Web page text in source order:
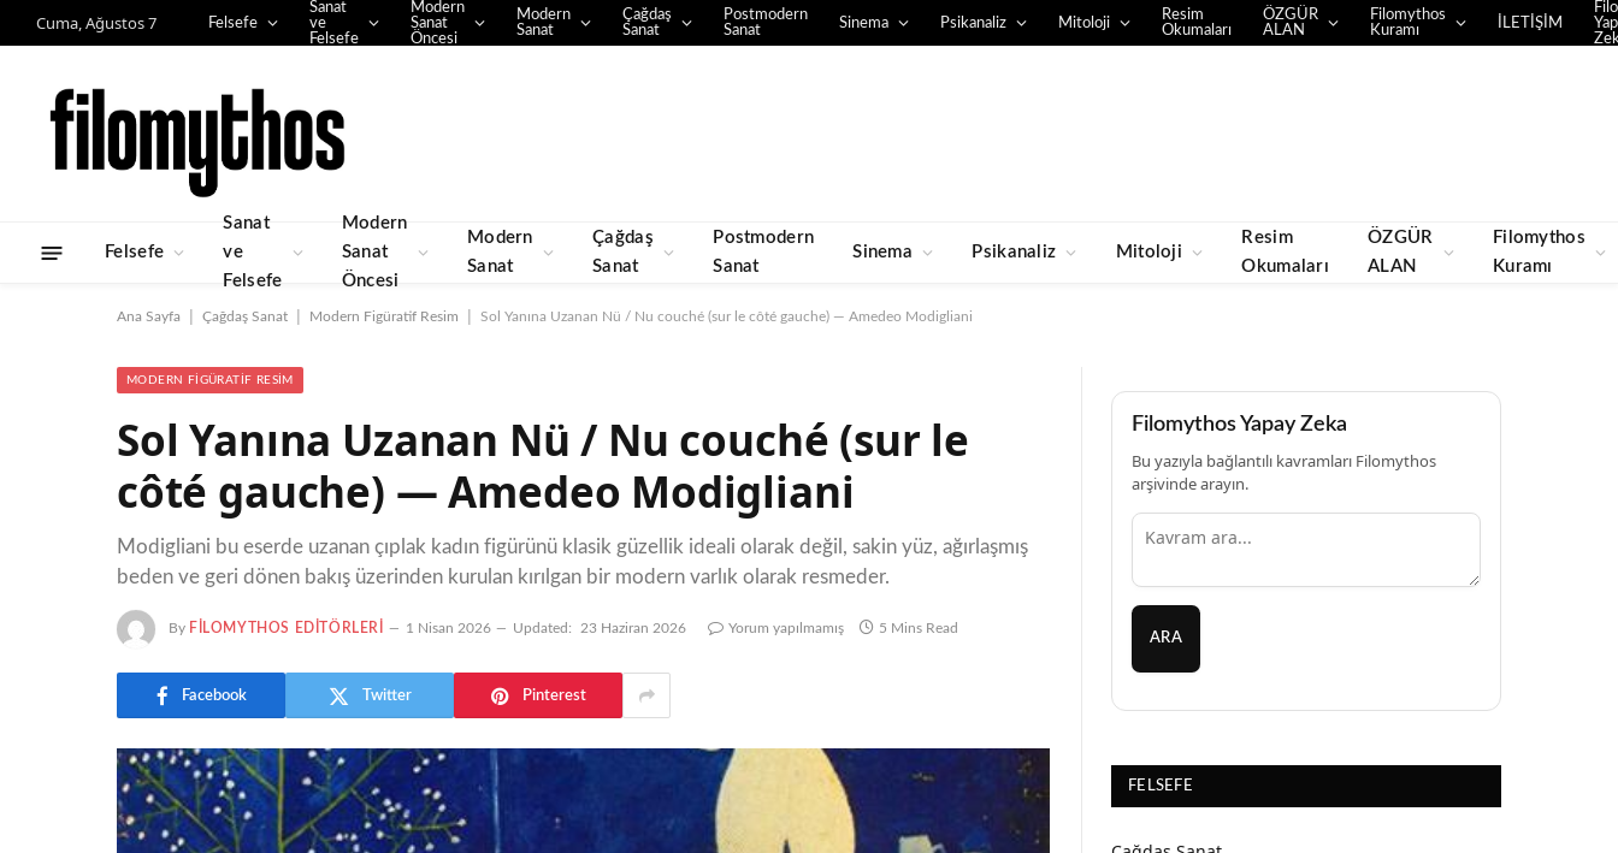
Cuma, Ağustos 7 Felsefe
Sanat
ve
Felsefe
Modern
Sanat
Öncesi
Modern
Sanat
Çağdaş
Sanat
Postmodern
Sanat
Sinema Psikanaliz Mitoloji
Resim
Okumaları
ÖZGÜR
ALAN
Filomythos
Kuramı
İLETİŞİM
Felsefe
Sanat
ve
Felsefe
Modern
Sanat
Öncesi
Modern
Sanat
Çağdaş
Sanat
Postmodern
Sanat
Sinema Psikanaliz Mitoloji
Resim
Okumaları
ÖZGÜR
ALAN
Filomythos
Kuramı
Ana Sayfa Çağdaş Sanat Modern Figüratif Resim Sol Yanına Uzanan Nü / Nu couché (sur le côté gauche) — Amedeo Modigliani
MODERN FIGÜRATIF RESIM
Sol Yanına Uzanan Nü / Nu couché (sur le
côté gauche) — Amedeo Modigliani
Modigliani bu eserde uzanan çıplak kadın figürünü klasik güzellik ideali olarak değil, sakin yüz, ağırlaşmış
beden ve geri dönen bakış üzerinden kurulan kırılgan bir modern varlık olarak resmeder.
By FILOMYTHOS EDITÖRLERI 1 Nisan 2026 Updated: 23 Haziran 2026 Yorum yapılmamış 5 Mins Read
Facebook Twitter Pinterest
Filomythos Yapay Zeka
Bu yazıyla bağlantılı kavramları Filomythos
arşivinde arayın.
ARA
FELSEFE